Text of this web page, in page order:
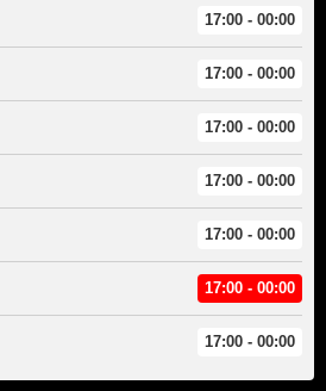
17:00 - 00:00
17:00 - 00:00
17:00 - 00:00
17:00 - 00:00
17:00 - 00:00
17:00 - 00:00
17:00 - 00:00